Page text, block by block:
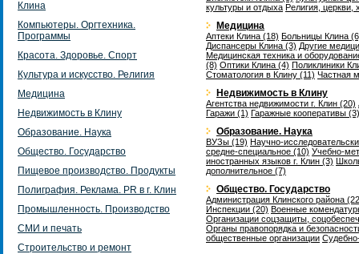
Клина
Компьютеры. Оргтехника.
Программы
Красота. Здоровье. Спорт
Культура и искусство. Религия
Медицина
Недвижимость в Клину
Образование. Наука
Общество. Государство
Пищевое производство. Продукты
Полиграфия. Реклама. PR в г. Клин
Промышленность. Производство
СМИ и печать
Строительство и ремонт
культуры и отдыха Религия, церкви,
Медицина
Аптеки Клина (18) Больницы Клина
Диспансеры Клина (3) Другие
Медицинская техника и
(8) Оптики Клина (4) Поликлиники
Стоматология в Клину (11) Частная
Недвижимость в Клину
Агентства недвижимости г. Клин (20)
Гаражи (1) Гаражные кооперативы (3)
Образование. Наука
ВУЗы (19) Научно-
средне-специальное (10) Учебно-
иностранных языков г. Клин (3)
дополнительное (7)
Общество. Государство
Администрация Клинского района
Инспекции (20) Военные
Организации соцзащиты,
Органы правопорядка и
общественные организации